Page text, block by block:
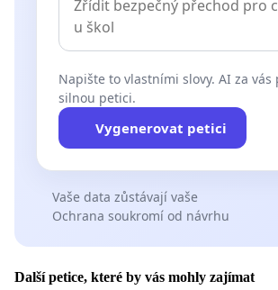
Napište to vlastními slovy. AI za
silnou petici.
Vygenerovat petici
Vaše data zůstávají vaše
Ochrana soukromí od návrhu
Další petice, které by vás mohly zajímat